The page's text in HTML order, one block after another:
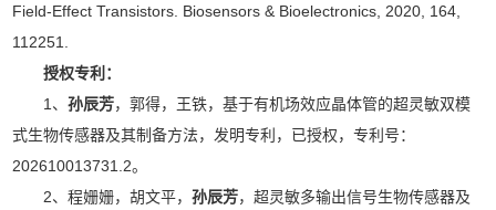
Field-Effect Transistors. Biosensors & Bioelectronics, 2020, 164,
112251.
授权专利：
1、孙辰芳，郭得，王铁，基于有机场效应晶体管的超灵敏双模
式生物传感器及其制备方法，发明专利，已授权，专利号：
202610013731.2。
2、程姗姗，胡文平，孙辰芳，超灵敏多输出信号生物传感器及